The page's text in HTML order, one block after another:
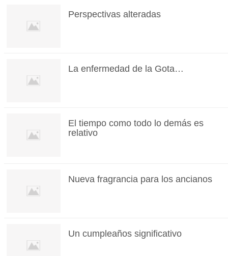
Perspectivas alteradas
La enfermedad de la Gota…
El tiempo como todo lo demás es
relativo
Nueva fragrancia para los ancianos
Un cumpleaños significativo